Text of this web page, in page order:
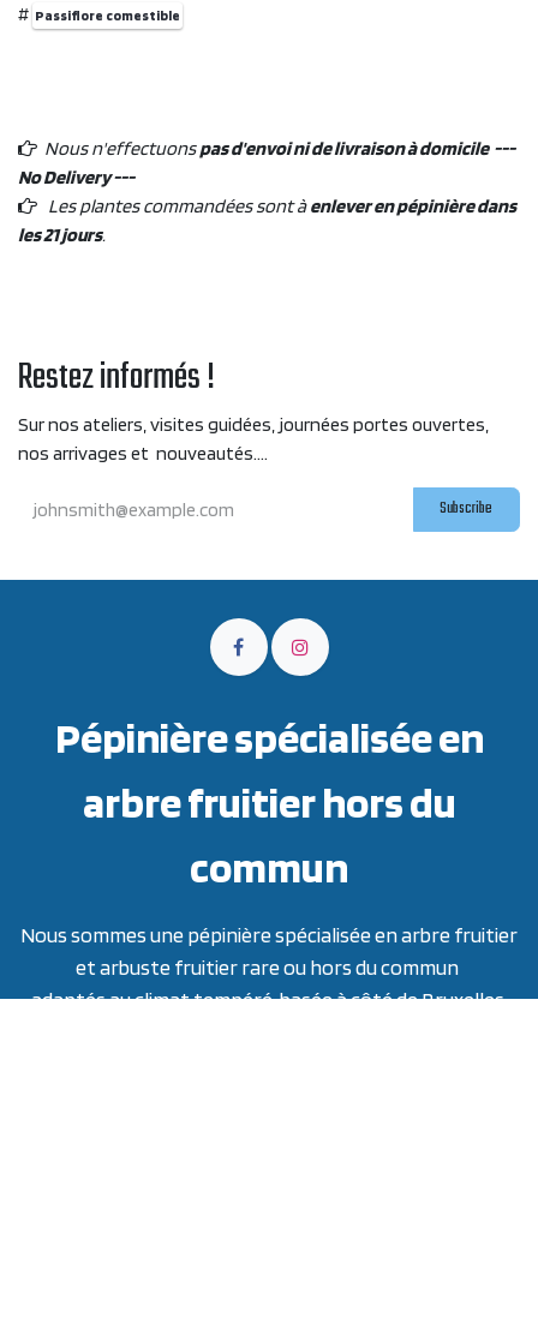
# Passiflore comestible
Nous n'effectuonspas d'envoi ni de livraison à domicile ---
No Delivery ---
Les plantes commandées sont àenlever en pépinière dans
les 21 jours.
Restez informés !
Sur nos ateliers, visites guidées, journées portes ouvertes,
nos arrivages et nouveautés....
Subscribe
Pépinière spécialisée en
arbre fruitier hors du
commun
Nous sommes une pépinière spécialisée en arbre fruitier
et arbuste fruitier rare ou hors du commun
adaptés au climat tempéré, basée à côté de Bruxelles,